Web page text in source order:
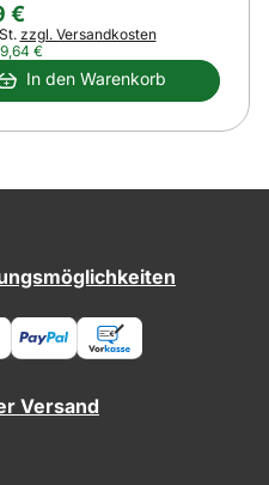
€
zzgl. Versandkosten
9,64 €
In den Warenkorb
Versand